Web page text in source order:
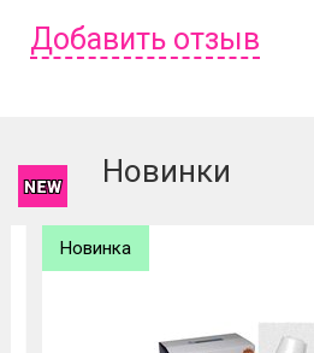
Добавить отзыв
Новинки
Новинка